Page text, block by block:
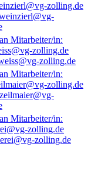
zolling.de
zolling.de